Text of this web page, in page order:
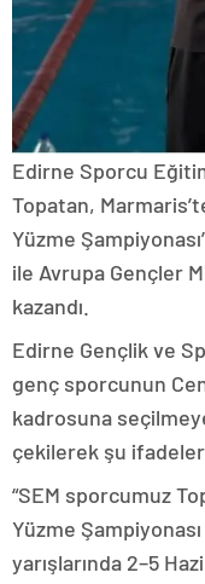
Edirne Sporcu
Topatan,
Yüzme
ile Avrupa Gençler
kazandı.
Edirne Gençlik ve
genç sporcunun
kadrosuna
çekilerek şu
“SEM sporcumuz
Yüzme
yarışlarında 2–5